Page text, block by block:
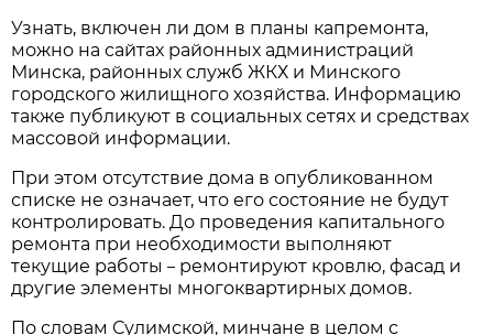
Узнать, включен ли дом в планы капремонта,
можно на сайтах районных администраций
Минска, районных служб ЖКХ и Минского
городского жилищного хозяйства. Информацию
также публикуют в социальных сетях и средствах
массовой информации.
При этом отсутствие дома в опубликованном
списке не означает, что его состояние не будут
контролировать. До проведения капитального
ремонта при необходимости выполняют
текущие работы– ремонтируют кровлю, фасад и
другие элементы многоквартирных домов.
По словам Сулимской, минчане в целом с